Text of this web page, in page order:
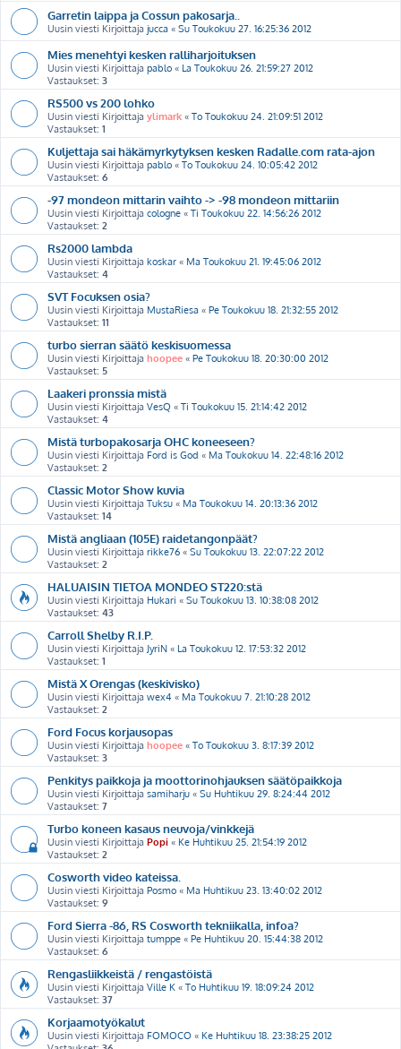
Garretin laippa ja Cossun pakosarja..
Uusin viesti Kirjoittaja jucca « Su Toukokuu 27. 16:25:36 2012
Mies menehtyi kesken ralliharjoituksen
Uusin viesti Kirjoittaja pablo « La Toukokuu 26. 21:59:27 2012
Vastaukset: 3
RS500 vs 200 lohko
Uusin viesti Kirjoittaja ylimark « To Toukokuu 24. 21:09:51 2012
Vastaukset: 1
Kuljettaja sai häkämyrkytyksen kesken Radalle.com rata-ajon
Uusin viesti Kirjoittaja pablo « To Toukokuu 24. 10:05:42 2012
Vastaukset: 6
-97 mondeon mittarin vaihto -> -98 mondeon mittariin
Uusin viesti Kirjoittaja cologne « Ti Toukokuu 22. 14:56:26 2012
Vastaukset: 2
Rs2000 lambda
Uusin viesti Kirjoittaja koskar « Ma Toukokuu 21. 19:45:06 2012
Vastaukset: 4
SVT Focuksen osia?
Uusin viesti Kirjoittaja MustaRiesa « Pe Toukokuu 18. 21:32:55 2012
Vastaukset: 11
turbo sierran säätö keskisuomessa
Uusin viesti Kirjoittaja hoopee « Pe Toukokuu 18. 20:30:00 2012
Vastaukset: 5
Laakeri pronssia mistä
Uusin viesti Kirjoittaja VesQ « Ti Toukokuu 15. 21:14:42 2012
Vastaukset: 4
Mistä turbopakosarja OHC koneeseen?
Uusin viesti Kirjoittaja Ford is God « Ma Toukokuu 14. 22:48:16 2012
Vastaukset: 2
Classic Motor Show kuvia
Uusin viesti Kirjoittaja Tuksu « Ma Toukokuu 14. 20:13:36 2012
Vastaukset: 14
Mistä angliaan (105E) raidetangonpäät?
Uusin viesti Kirjoittaja rikke76 « Su Toukokuu 13. 22:07:22 2012
Vastaukset: 2
HALUAISIN TIETOA MONDEO ST220:stä
Uusin viesti Kirjoittaja Hukari « Su Toukokuu 13. 10:38:08 2012
Vastaukset: 43
Carroll Shelby R.I.P.
Uusin viesti Kirjoittaja JyriN « La Toukokuu 12. 17:53:32 2012
Vastaukset: 1
Mistä X Orengas (keskivisko)
Uusin viesti Kirjoittaja wex4 « Ma Toukokuu 7. 21:10:28 2012
Vastaukset: 2
Ford Focus korjausopas
Uusin viesti Kirjoittaja hoopee « To Toukokuu 3. 8:17:39 2012
Vastaukset: 3
Penkitys paikkoja ja moottorinohjauksen säätöpaikkoja
Uusin viesti Kirjoittaja samiharju « Su Huhtikuu 29. 8:24:44 2012
Vastaukset: 7
Turbo koneen kasaus neuvoja/vinkkejä
Uusin viesti Kirjoittaja Popi « Ke Huhtikuu 25. 21:54:19 2012
Vastaukset: 2
Cosworth video kateissa.
Uusin viesti Kirjoittaja Posmo « Ma Huhtikuu 23. 13:40:02 2012
Vastaukset: 9
Ford Sierra -86, RS Cosworth tekniikalla, infoa?
Uusin viesti Kirjoittaja tumppe « Pe Huhtikuu 20. 15:44:38 2012
Vastaukset: 6
Rengasliikkeistä / rengastöistä
Uusin viesti Kirjoittaja Ville K « To Huhtikuu 19. 18:09:24 2012
Vastaukset: 37
Korjaamotyökalut
Uusin viesti Kirjoittaja FOMOCO « Ke Huhtikuu 18. 23:38:25 2012